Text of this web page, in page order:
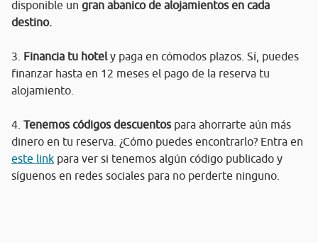
disponible un gran abanico de alojamientos en cada
destino.
3. Financia tu hotely paga en cómodos plazos. Sí, puedes
finanzar hasta en 12 meses el pago de la reserva tu
alojamiento.
4. Tenemos códigos descuentos para ahorrarte aún más
dinero en tu reserva. ¿Cómo puedes encontrarlo? Entra en
este link para ver si tenemos algún código publicado y
síguenos en redes sociales para no perderte ninguno.